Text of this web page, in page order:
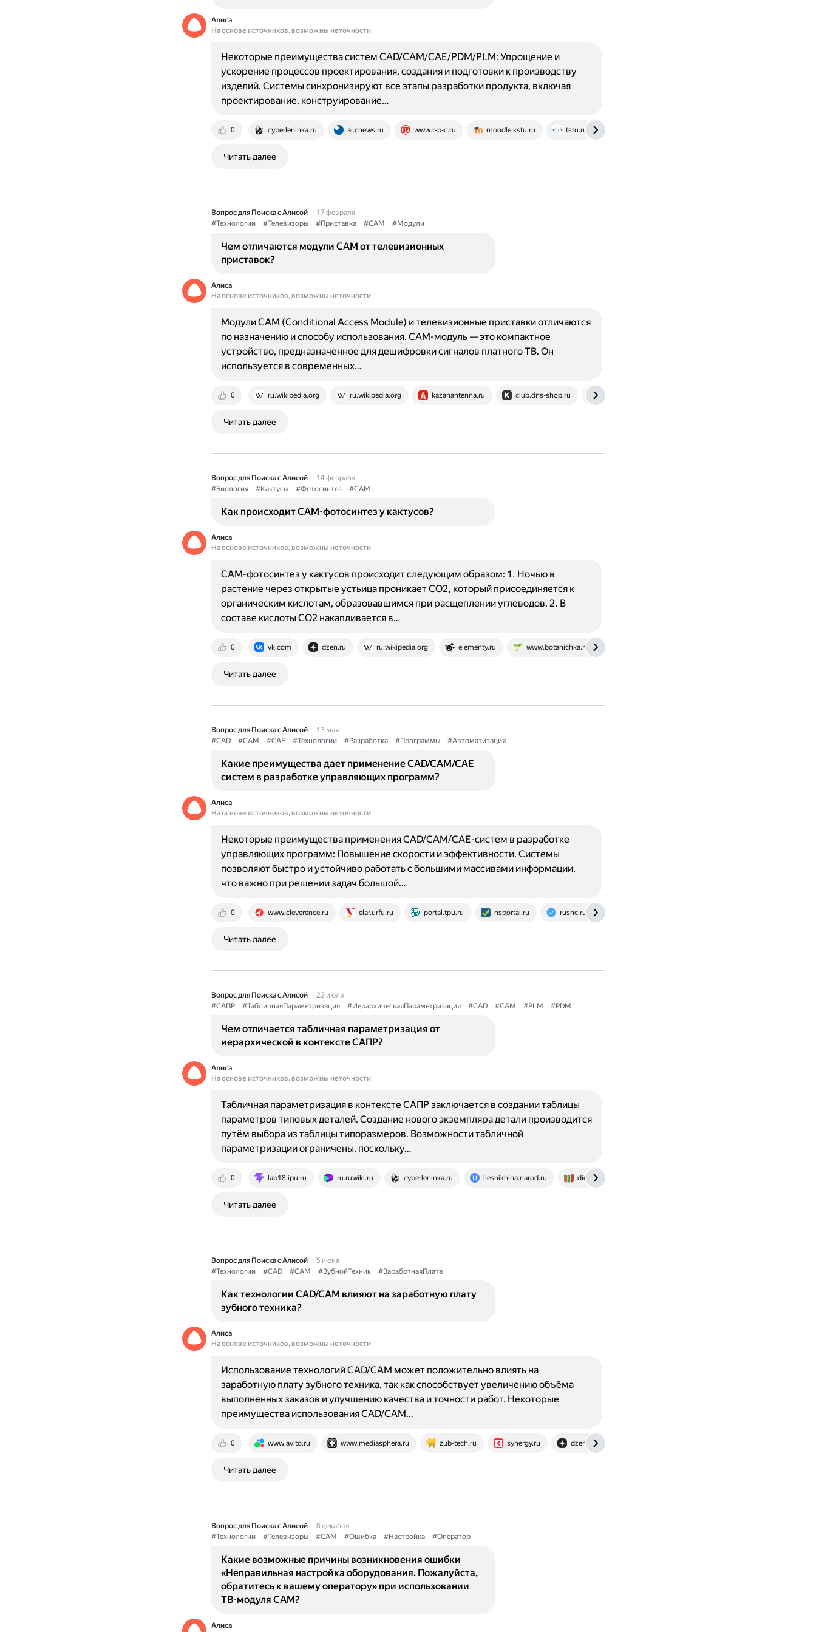
Алиса
На основе источников, возможны неточности
0 cyberleninka.ru ai.cnews.ru www.r-p-c.ru moodle.kstu.ru tstu.ru
Некоторые преимущества систем CAD/CAM/CAE/PDM/PLM: Упрощение и
ускорение процессов проектирования, создания и подготовки к производству
изделий. Системы синхронизируют все этапы разработки продукта, включая
проектирование, конструирование…
Читать далее
Вопрос для Поиска с Алисой
17 февраля
#Технологии
#Телевизоры #Приставка #CAM #Модули
Чем отличаются модули CAM от телевизионных
приставок?
Алиса
На основе источников, возможны неточности
0 ru.wikipedia.org ru.wikipedia.org kazanantenna.ru club.dns-shop.ru
Модули CAM (Conditional Access Module) и телевизионные приставки отличаются
по назначению и способу использования. CAM-модуль — это компактное
устройство, предназначенное для дешифровки сигналов платного ТВ. Он
используется в современных…
Читать далее
Вопрос для Поиска с Алисой
14 февраля
#Биология
#Кактусы #Фотосинтез #CAM
Как происходит CAM-фотосинтез у кактусов?
Алиса
На основе источников, возможны неточности
0 vk.com dzen.ru ru.wikipedia.org elementy.ru www.botanichka.ru
CAM-фотосинтез у кактусов происходит следующим образом: 1. Ночью в
растение через открытые устьица проникает CO2, который присоединяется к
органическим кислотам, образовавшимся при расщеплении углеводов. 2. В
составе кислоты CO2 накапливается в…
Читать далее
Вопрос для Поиска с Алисой
13 мая
#CAD
#CAM #CAE #Технологии #Разработка #Программы #Автоматизация
Какие преимущества дает применение CAD/CAM/CAE
систем в разработке управляющих программ?
Алиса
На основе источников, возможны неточности
0 www.cleverence.ru elar.urfu.ru portal.tpu.ru nsportal.ru rusnc.ru
Некоторые преимущества применения CAD/CAM/CAE-систем в разработке
управляющих программ: Повышение скорости и эффективности. Системы
позволяют быстро и устойчиво работать с большими массивами информации,
что важно при решении задач большой…
Читать далее
Вопрос для Поиска с Алисой
22 июля
#САПР
#ТабличнаяПараметризация #ИерархическаяПараметризация #CAD #CAM #PLM #PDM
Чем отличается табличная параметризация от
иерархической в контексте САПР?
Алиса
На основе источников, возможны неточности
0 lab18.ipu.ru ru.ruwiki.ru cyberleninka.ru ileshikhina.narod.ru dic.academic.ru
Табличная параметризация в контексте САПР заключается в создании таблицы
параметров типовых деталей. Создание нового экземпляра детали производится
путём выбора из таблицы типоразмеров. Возможности табличной
параметризации ограничены, поскольку…
Читать далее
Вопрос для Поиска с Алисой
5 июня
#Технологии
#CAD #CAM #ЗубнойТехник #ЗаработнаяПлата
Как технологии CAD/CAM влияют на заработную плату
зубного техника?
Алиса
На основе источников, возможны неточности
0 www.avito.ru www.mediasphera.ru zub-tech.ru synergy.ru dzen.ru
Использование технологий CAD/CAM может положительно влиять на
заработную плату зубного техника, так как способствует увеличению объёма
выполненных заказов и улучшению качества и точности работ. Некоторые
преимущества использования CAD/CAM…
Читать далее
Вопрос для Поиска с Алисой
8 декабря
#Технологии
#Телевизоры #CAM #Ошибка #Настройка #Оператор
Какие возможные причины возникновения ошибки
«Неправильная настройка оборудования. Пожалуйста,
обратитесь к вашему оператору» при использовании
ТВ-модуля CAM?
Алиса